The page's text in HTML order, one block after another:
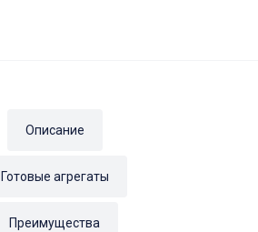
Описание
Готовые агрегаты
Преимущества